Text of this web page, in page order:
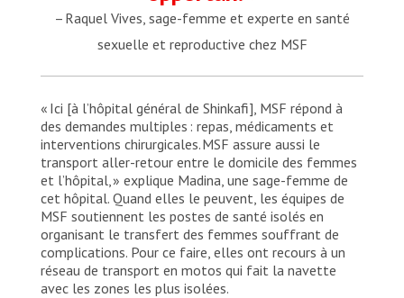
– Raquel Vives, sage-femme et experte en santé
sexuelle et reproductive chez MSF
« Ici [à l’hôpital général de Shinkafi], MSF répond à
des demandes multiples : repas, médicaments et
interventions chirurgicales. MSF assure aussi le
transport aller-retour entre le domicile des femmes
et l’hôpital, » explique Madina, une sage-femme de
cet hôpital. Quand elles le peuvent, les équipes de
MSF soutiennent les postes de santé isolés en
organisant le transfert des femmes souffrant de
complications. Pour ce faire, elles ont recours à un
réseau de transport en motos qui fait la navette
avec les zones les plus isolées.